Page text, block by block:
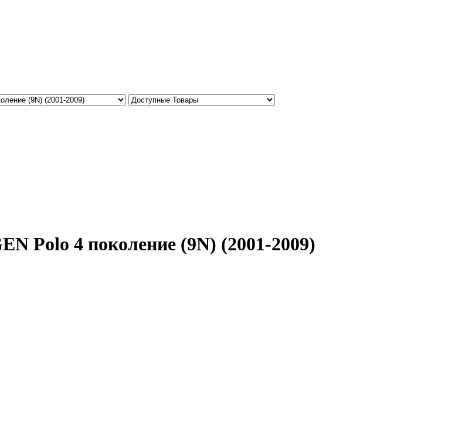
Polo 4 поколение (9N) (2001-2009)